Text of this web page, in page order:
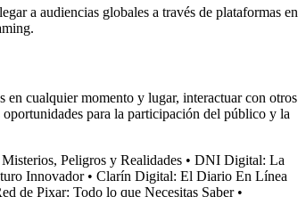
a audiencias globales a través de plataformas en
en cualquier momento y lugar, interactuar con otros
para la participación del público y la
Peligros y Realidades • DNI Digital: La
Innovador• Clarín Digital: El Diario En Línea
de Pixar: Todo lo que Necesitas Saber•